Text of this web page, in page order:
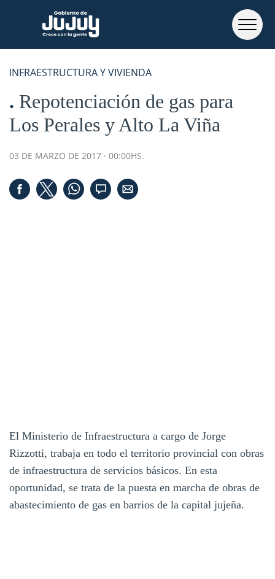
INFRAESTRUCTURA Y VIVIENDA
Repotenciación de gas para
Los Perales y Alto La Viña
03 DE MARZO DE 2017 · 00:00HS.
El Ministerio de Infraestructura a cargo de Jorge
Rizzotti, trabaja en todo el territorio provincial con obras
de infraestructura de servicios básicos. En esta
oportunidad, se trata de la puesta en marcha de obras de
abastecimiento de gas en barrios de la capital jujeña.